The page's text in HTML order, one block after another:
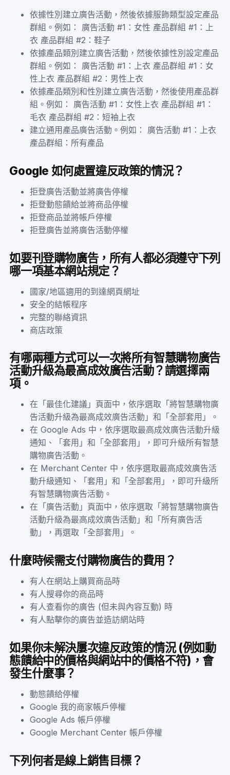
依據性別建立廣告活動，然後依據服飾類型設定產品
群組。例如： 廣告活動 #1：女性 產品群組 #1：上
衣 產品群組 #2：鞋子
依據產品類別建立廣告活動，然後依據性別設定產品
群組。例如： 廣告活動 #1：上衣 產品群組 #1：女
性上衣 產品群組 #2：男性上衣
依據產品類別和性別建立廣告活動，然後使用產品群
組。例如： 廣告活動 #1：女性上衣 產品群組 #1：
毛衣 產品群組 #2：短袖上衣
建立通用產品廣告活動。例如： 廣告活動 #1：上衣
產品群組：所有產品
Google 如何處置違反政策的情況？
拒登廣告活動並將廣告停權
拒登動態饋給並將商品停權
拒登商品並將帳戶停權
拒登廣告並將廣告活動停權
如要刊登購物廣告，所有人都必須遵守下列
哪一項基本網站規定？
國家/地區適用的到達網頁網址
安全的結帳程序
完整的聯絡資訊
商店政策
有哪兩種方式可以一次將所有智慧購物廣告
活動升級為最高成效廣告活動？請選擇兩
項。
在「最佳化建議」頁面中，依序選取「將智慧購物廣
告活動升級為最高成效廣告活動」和「全部套用」。
在 Google Ads 中，依序選取最高成效廣告活動升級
通知、「套用」和「全部套用」，即可升級所有智慧
購物廣告活動。
在 Merchant Center 中，依序選取最高成效廣告活
動升級通知、「套用」和「全部套用」，即可升級所
有智慧購物廣告活動。
在「廣告活動」頁面中，依序選取「將智慧購物廣告
活動升級為最高成效廣告活動」和「所有廣告活
動」，再選取「全部套用」。
什麼時候需支付購物廣告的費用？
有人在網站上購買商品時
有人搜尋你的商品時
有人查看你的廣告 (但未與內容互動) 時
有人點擊你的廣告並造訪網站時
如果你未解決屢次違反政策的情況 (例如動
態饋給中的價格與網站中的價格不符)，會
發生什麼事？
動態饋給停權
Google 我的商家帳戶停權
Google Ads 帳戶停權
Google Merchant Center 帳戶停權
下列何者是線上銷售目標？